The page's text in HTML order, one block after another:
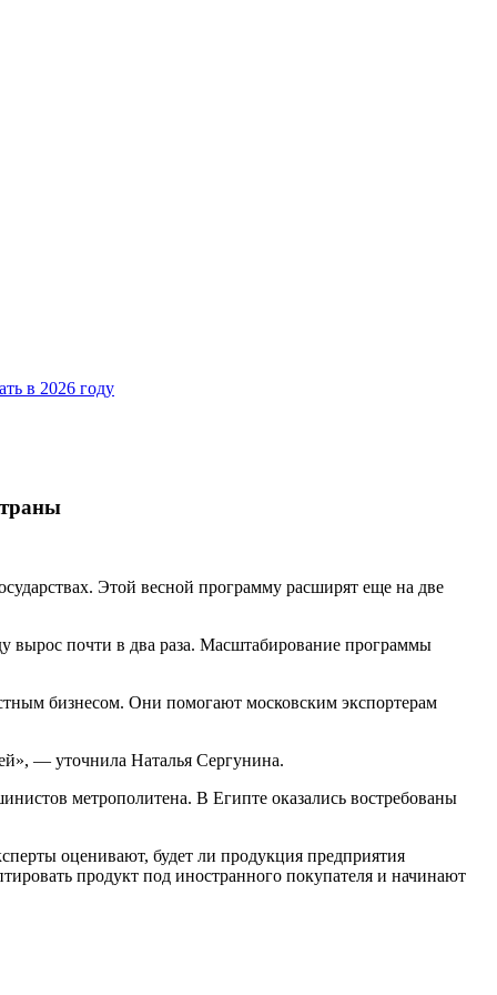
в 2026 году
Этой весной программу расширят еще на две
вырос почти в два раза. Масштабирование программы
бизнесом. Они помогают московским экспортерам
— уточнила Наталья Сергунина.
метрополитена. В Египте оказались востребованы
оценивают, будет ли продукция предприятия
продукт под иностранного покупателя и начинают